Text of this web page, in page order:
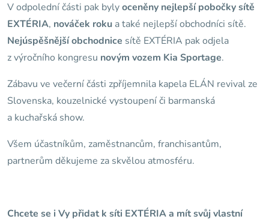
V odpolední části pak bylyoceněny nejlepší pobočky sítě
EXTÉRIA, nováček roku a také nejlepší obchodníci sítě.
Nejúspěšnější obchodnice sítě EXTÉRIA pak odjela
z výročního kongresu novým vozem Kia Sportage.
Zábavu ve večerní části zpříjemnila kapela ELÁN revival ze
Slovenska, kouzelnické vystoupení či barmanská
a kuchařská show.
Všem účastníkům, zaměstnancům, franchisantům,
partnerům děkujeme za skvělou atmosféru.
Chcete se i Vy přidat k síti EXTÉRIA a mít svůj vlastní